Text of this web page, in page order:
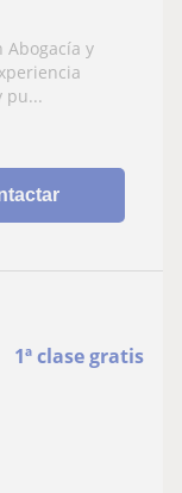
Abogacía y
pu...
1ª clase gratis